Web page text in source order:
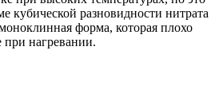
кубической разновидности нитрата
форма, которая плохо
при нагревании.